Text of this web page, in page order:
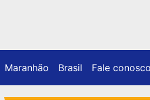
Maranhão Brasil Fale conosco